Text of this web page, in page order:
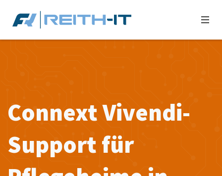
Connext Vivendi-
Support für